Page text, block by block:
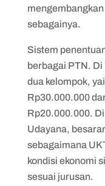
sebagainya.
Sistem
berbagai PTN.
dua kelompok,
Rp30.000.000
Rp20.000.000.
Udayana,
sebagaimana
kondisi ekonomi
sesuai jurusan.